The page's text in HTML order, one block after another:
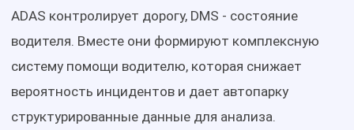
ADAS контролирует дорогу, DMS - состояние
водителя. Вместе они формируют комплексную
систему помощи водителю, которая снижает
вероятность инцидентов и дает автопарку
структурированные данные для анализа.